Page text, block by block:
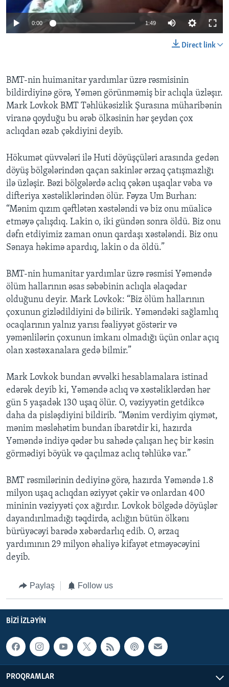
BIZI IZLƏYIN
Dillər
0:00 1:49
Direct link
BMT-nin huimanitar yardımlar üzrə rəsmisinin
bildirdiyinə görə, Yəmən görünməmiş bir aclıqla üzləşır.
Mark Lovkok BMT Təhlükəsizlik Şurasına müharibənin
viranə qoyduğu bu ərəb ölkəsinin hər şeydən çox
aclıqdan əzab çəkdiyini deyib.
Hökumət qüvvələri ilə Huti döyüşçüləri arasında gedən
döyüş bölgələrindən qaçan sakinlər ərzaq çatışmazlığı
ilə üzləşir. Bəzi bölgələrdə aclıq çəkən uşaqlar vəba və
difteriya xəstəliklərindən ölür. Fəyza Um Burhan:
“Mənim qızım qəftlətən xəstələndi və biz onu müalicə
etməyə çalışdıq. Lakin o, iki gündən sonra öldü. Biz onu
dəfn etdiyimiz zaman onun qardaşı xəstələndi. Biz onu
Sənaya həkimə apardıq, lakin o da öldü.”
BMT-nin humanitar yardımlar üzrə rəsmisi Yəməndə
ölüm hallarının əsas səbəbinin aclıqla əlaqədar
olduğunu deyir. Mark Lovkok: “Biz ölüm hallarının
çoxunun gizlədildiyini də bilirik. Yəməndəki sağlamlıq
ocaqlarının yalnız yarısı fəaliyyət göstərir və
yəmənlilərin çoxunun imkanı olmadığı üçün onlar açıq
olan xəstəxanalara gedə bilmir.”
Mark Lovkok bundan əvvəlki hesablamalara istinad
edərək deyib ki, Yəməndə aclıq və xəstəliklərdən hər
gün 5 yaşadək 130 uşaq ölür. O, vəziyyətin getdikcə
daha da pisləşdiyini bildirib. “Mənim verdiyim qiymət,
mənim məsləhətim bundan ibarətdir ki, hazırda
Yəməndə indiyə qədər bu sahədə çalışan heç bir kəsin
görmədiyi böyük və qaçılmaz aclıq təhlükə var.”
BMT rəsmilərinin dediyinə görə, hazırda Yəməndə 1.8
milyon uşaq aclıqdan əziyyət çəkir və onlardan 400
mininin vəziyyəti çox ağırdır. Lovkok bölgədə döyüşlər
dayandırılmadığı təqdirdə, aclığın bütün ölkənı
bürüyəcəyi barədə xəbərdarlıq edib. O, ərzaq
yardımının 29 milyon əhaliyə kifayət etməyəcəyini
deyib.
Paylaş Follow us
BIZI IZLƏYIN
PROQRAMLAR